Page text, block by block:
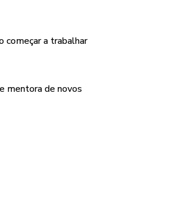
começar a trabalhar
mentora de novos